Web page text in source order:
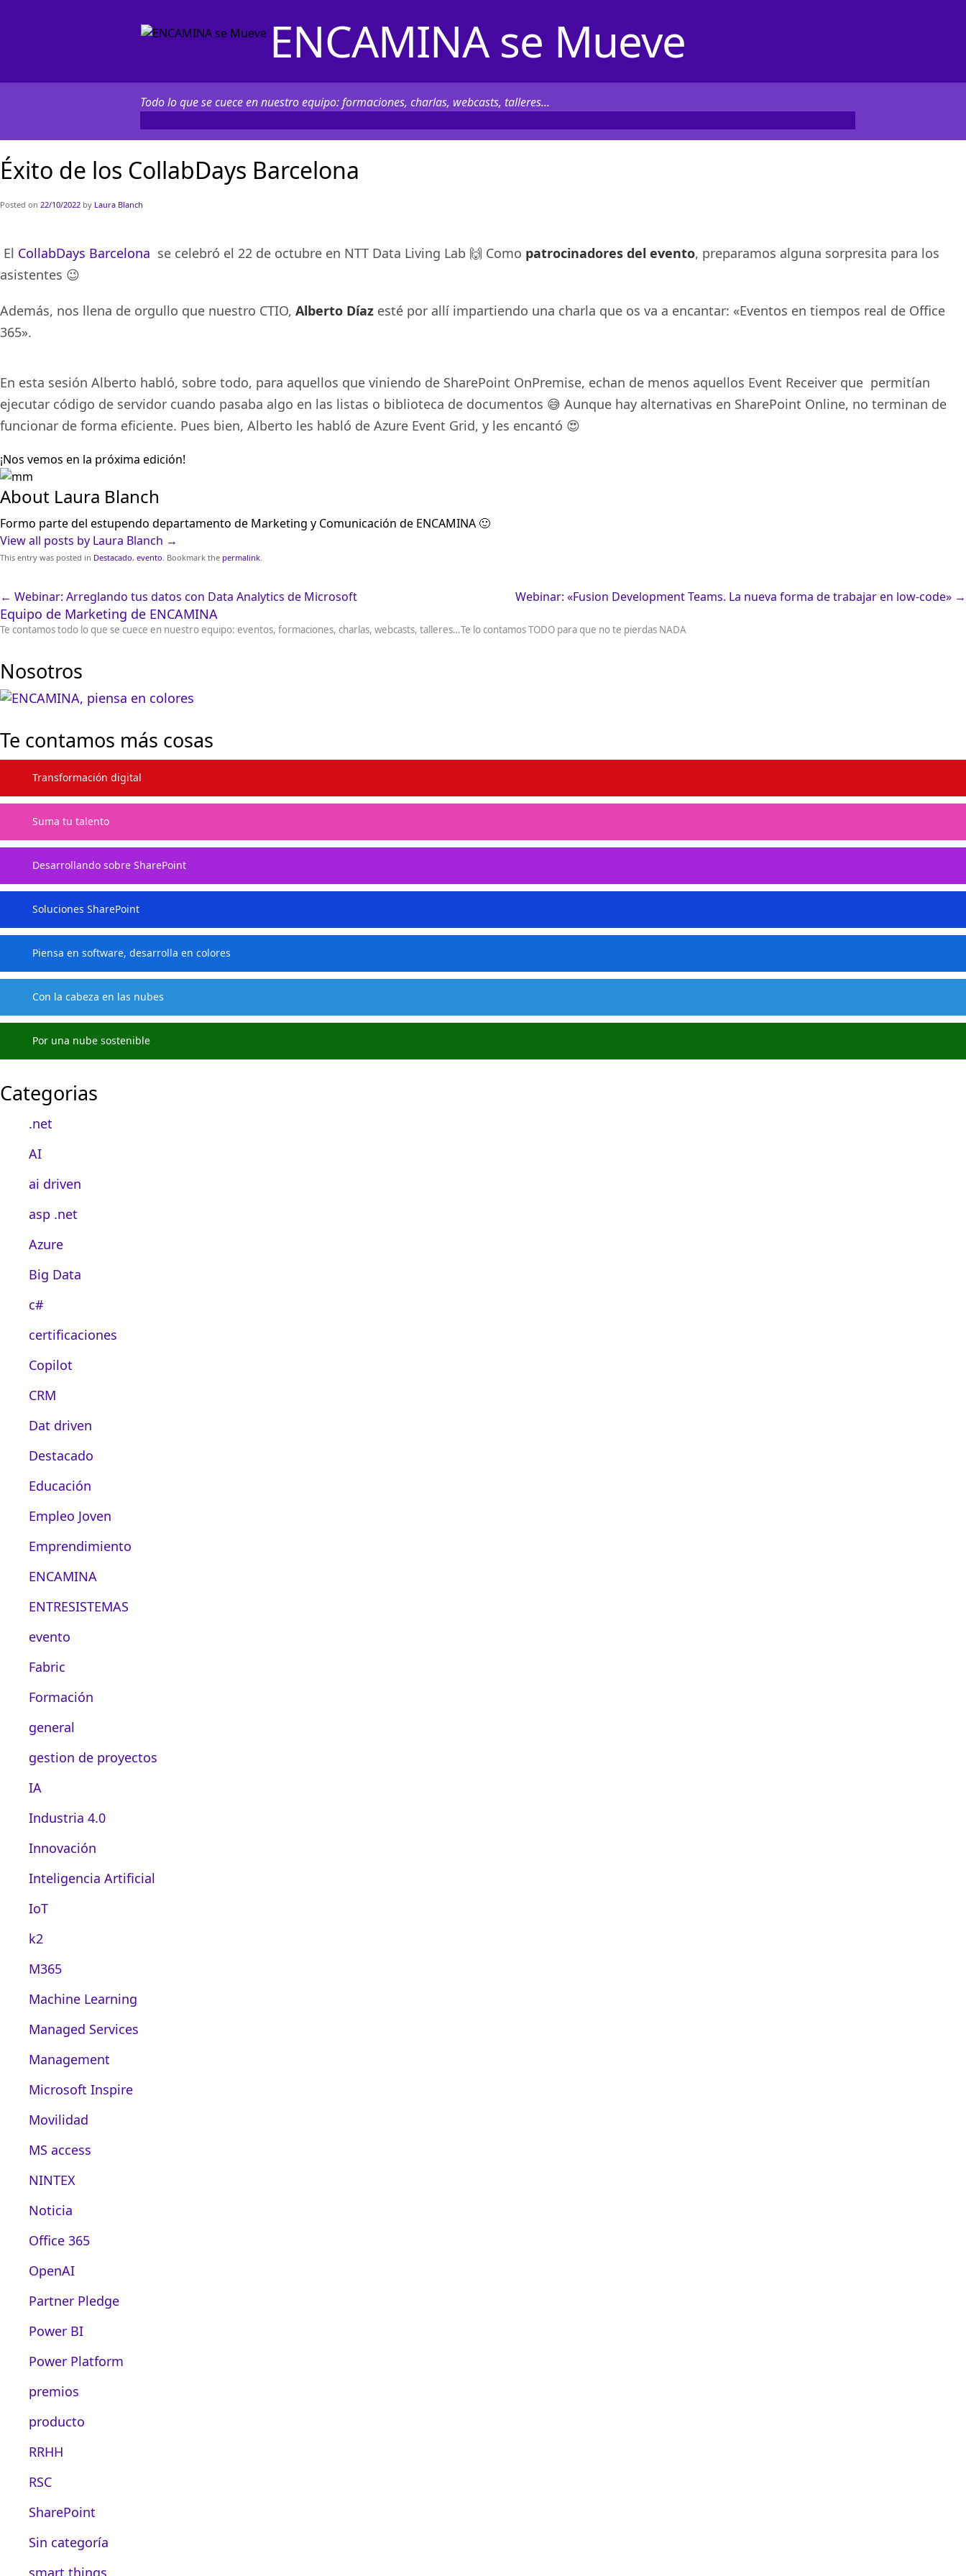
ENCAMINA se Mueve
Todo lo que se cuece en nuestro equipo: formaciones, charlas, webcasts, talleres...
Éxito de los CollabDays Barcelona
Posted on 22/10/2022 by Laura Blanch
El CollabDays Barcelona se celebró el 22 de octubre en NTT Data Living Lab 🙌 Como patrocinadores del evento, preparamos alguna sorpresita para los
asistentes 😉
Además, nos llena de orgullo que nuestro CTIO, Alberto Díaz esté por allí impartiendo una charla que os va a encantar: «Eventos en tiempos real de Office
365».
En esta sesión Alberto habló, sobre todo, para aquellos que viniendo de SharePoint OnPremise, echan de menos aquellos Event Receiver que permitían
ejecutar código de servidor cuando pasaba algo en las listas o biblioteca de documentos 😅 Aunque hay alternativas en SharePoint Online, no terminan de
funcionar de forma eficiente. Pues bien, Alberto les habló de Azure Event Grid, y les encantó 😍
¡Nos vemos en la próxima edición!
About Laura Blanch
Formo parte del estupendo departamento de Marketing y Comunicación de ENCAMINA 🙂
View all posts by Laura Blanch →
This entry was posted in Destacado, evento. Bookmark the permalink.
← Webinar: Arreglando tus datos con Data Analytics de Microsoft Webinar: «Fusion Development Teams. La nueva forma de trabajar en low-code» →
Equipo de Marketing de ENCAMINA
Te contamos todo lo que se cuece en nuestro equipo: eventos, formaciones, charlas, webcasts, talleres…Te lo contamos TODO para que no te pierdas NADA
Nosotros
Te contamos más cosas
Transformación digital
Suma tu talento
Desarrollando sobre SharePoint
Soluciones SharePoint
Piensa en software, desarrolla en colores
Con la cabeza en las nubes
Por una nube sostenible
Categorias
.net
AI
ai driven
asp .net
Azure
Big Data
c#
certificaciones
Copilot
CRM
Dat driven
Destacado
Educación
Empleo Joven
Emprendimiento
ENCAMINA
ENTRESISTEMAS
evento
Fabric
Formación
general
gestion de proyectos
IA
Industria 4.0
Innovación
Inteligencia Artificial
IoT
k2
M365
Machine Learning
Managed Services
Management
Microsoft Inspire
Movilidad
MS access
NINTEX
Noticia
Office 365
OpenAI
Partner Pledge
Power BI
Power Platform
premios
producto
RRHH
RSC
SharePoint
Sin categoría
smart things